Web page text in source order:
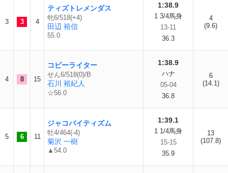
3 3 4
ティズトレメンダス
牝6/518(+4)
田辺 裕信
55.0
1:38.9
1 3/4馬身
13-11
36.3
4
(9.6)
4 8 15
コピーライター
せん6/518(0)/B
石川 裕紀人
☆56.0
1:38.9
ハナ
05-04
36.8
6
(14.1)
5 6 11
ジャコバイティズム
牡4/464(-4)
菊沢 一樹
▲54.0
1:39.1
1 1/4馬身
15-15
35.9
13
(107.8)